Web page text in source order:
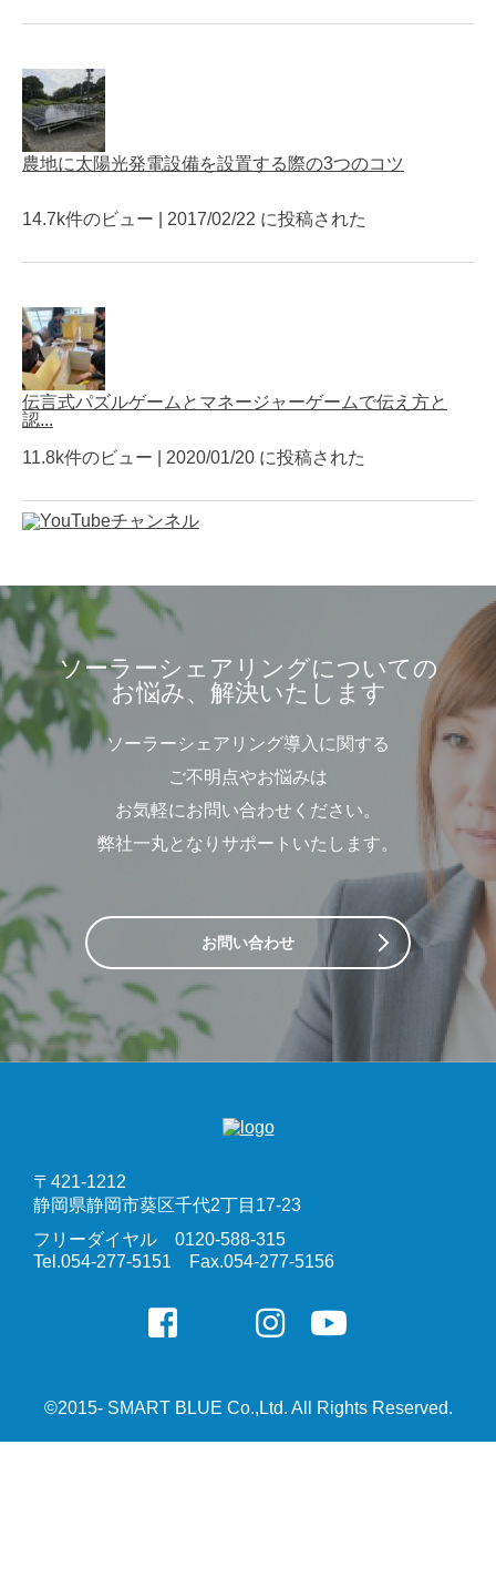
農地に太陽光発電設備を設置する際の3つのコツ
14.7k件のビュー 2017/02/22 に投稿された
伝言式パズルゲームとマネージャーゲームで伝え方と
認...
11.8k件のビュー
2020/01/20 に投稿された
ソーラーシェアリングについての
お悩み、解決いたします
ソーラーシェアリング導入に関する
ご不明点やお悩みは
お気軽にお問い合わせください。
弊社一丸となりサポートいたします。
お問い合わせ
〒421-1212
静岡県静岡市葵区千代2丁目17-23
フリーダイヤル 0120-588-315
Tel.054-277-5151 Fax.054-277-5156
©2015- SMART BLUE Co.,Ltd. All Rights Reserved.